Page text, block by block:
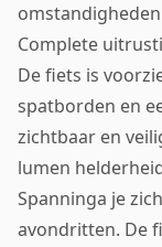
Complete
De fiets is
spatborden en
zichtbaar en
lumen
Spanninga je
avondritten. De